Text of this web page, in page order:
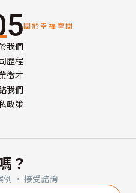
關於幸福空間
我們
歷程
徵才
我們
政策
？
例 · 接受諮詢